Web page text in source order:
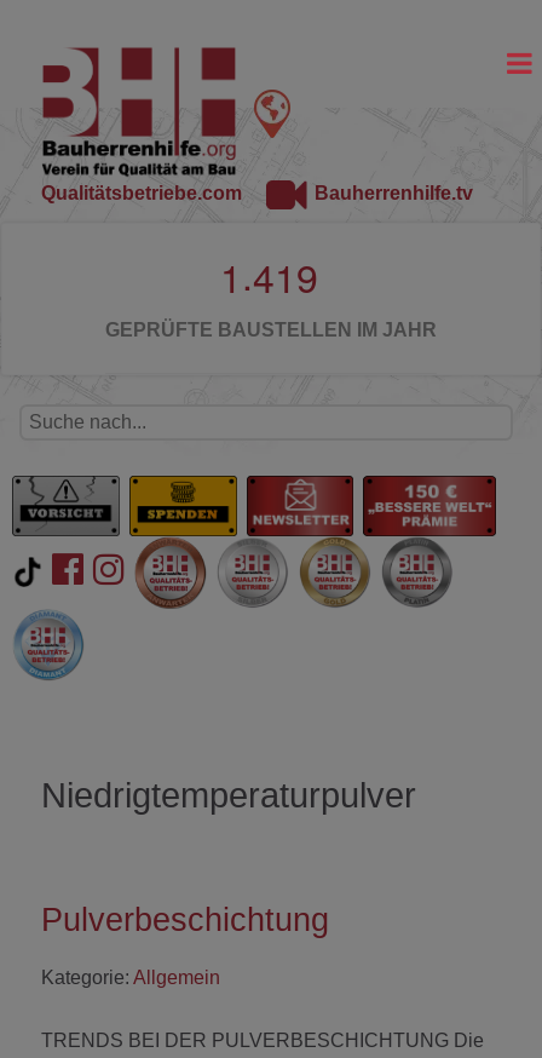
Qualitätsbetriebe.com Bauherrenhilfe.tv
1 .419
GEPRÜFTE BAUSTELLEN IM JAHR
Niedrigtemperaturpulver
Pulverbeschichtung
Kategorie: Allgemein
TRENDS BEI DER PULVERBESCHICHTUNG Die